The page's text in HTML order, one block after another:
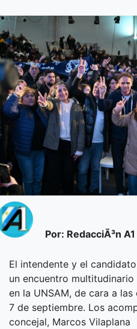
Por: RedacciÃ³n
El intendente y el
un encuentro
en la UNSAM, de cara a
7 de septiembre. Los
concejal, Marcos Vilaplana